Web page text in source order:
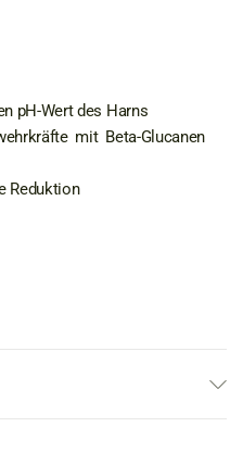
pH-Wert des Harns
mit Beta-Glucanen
Reduktion